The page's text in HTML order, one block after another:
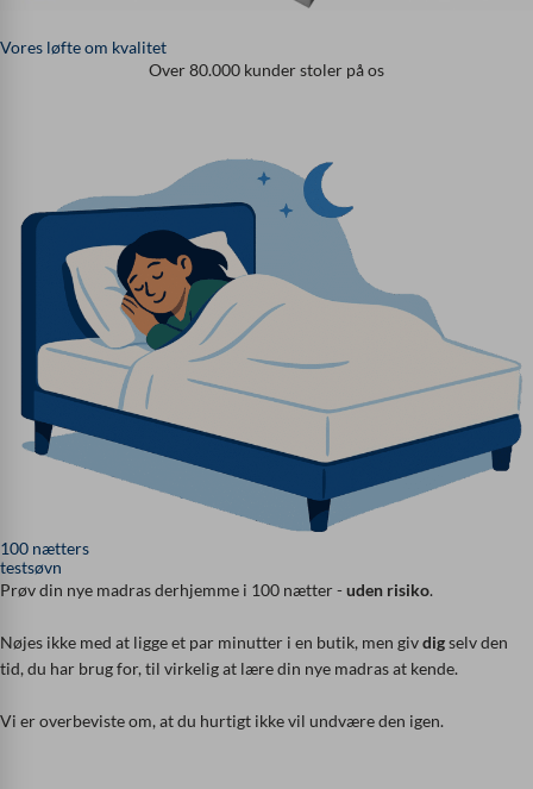
Vores løfte om kvalitet
Over 80.000 kunder stoler på os
100 nætters
testsøvn
Prøv din nye madras derhjemme i 100 nætter - uden risiko.
Nøjes ikke med at ligge et par minutter i en butik, men givdigselv den
tid, du har brug for, til virkelig at lære din nye madras at kende.
Vi er overbeviste om, at du hurtigt ikke vil undvære den igen.